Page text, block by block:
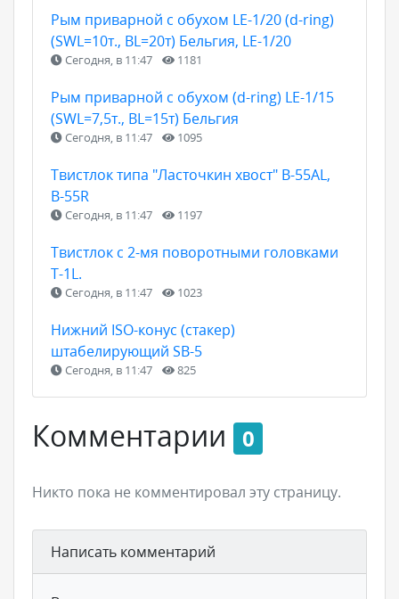
Рым приварной с обухом LE-1/20 (d-ring)
(SWL=10т., BL=20т) Бельгия, LE-1/20
Сегодня, в 11:47 1181
Рым приварной с обухом (d-ring) LE-1/15
(SWL=7,5т., BL=15т) Бельгия
Сегодня, в 11:47 1095
Твистлок типа "Ласточкин хвост" B-55АL,
В-55R
Сегодня, в 11:47 1197
Твистлок с 2-мя поворотными головками
Т-1L.
Сегодня, в 11:47 1023
Нижний ISO-конус (стакер)
штабелирующий SB-5
Сегодня, в 11:47 825
Комментарии 0
Никто пока не комментировал эту страницу.
Написать комментарий